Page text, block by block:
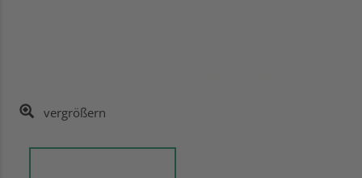
vergrößern